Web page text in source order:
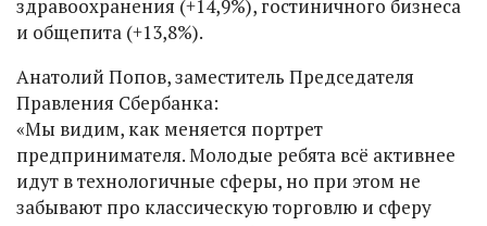
здравоохранения (+14,9%), гостиничного бизнеса
и общепита (+13,8%).
Анатолий Попов, заместитель Председателя
Правления Сбербанка:
«Мы видим, как меняется портрет
предпринимателя. Молодые ребята всё активнее
идут в технологичные сферы, но при этом не
забывают про классическую торговлю и сферу